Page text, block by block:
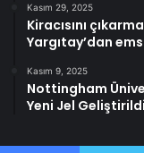
Kasım 29, 2025
Kiracısını
Yargıtay’dan
Kasım 9, 2025
Nottingham
Yeni Jel Geliştirildi